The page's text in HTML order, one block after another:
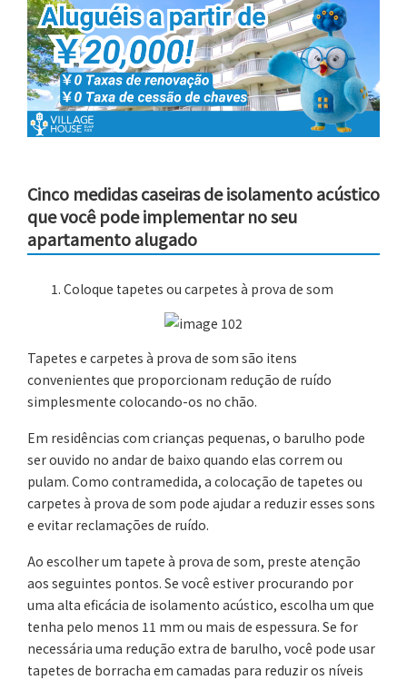
Cinco medidas caseiras de isolamento acústico
que você pode implementar no seu
apartamento alugado
Coloque tapetes ou carpetes à prova de som
Tapetes e carpetes à prova de som são itens
convenientes que proporcionam redução de ruído
simplesmente colocando-os no chão.
Em residências com crianças pequenas, o barulho pode
ser ouvido no andar de baixo quando elas correm ou
pulam. Como contramedida, a colocação de tapetes ou
carpetes à prova de som pode ajudar a reduzir esses sons
e evitar reclamações de ruído.
Ao escolher um tapete à prova de som, preste atenção
aos seguintes pontos. Se você estiver procurando por
uma alta eficácia de isolamento acústico, escolha um que
tenha pelo menos 11 mm ou mais de espessura. Se for
necessária uma redução extra de barulho, você pode usar
tapetes de borracha em camadas para reduzir os níveis